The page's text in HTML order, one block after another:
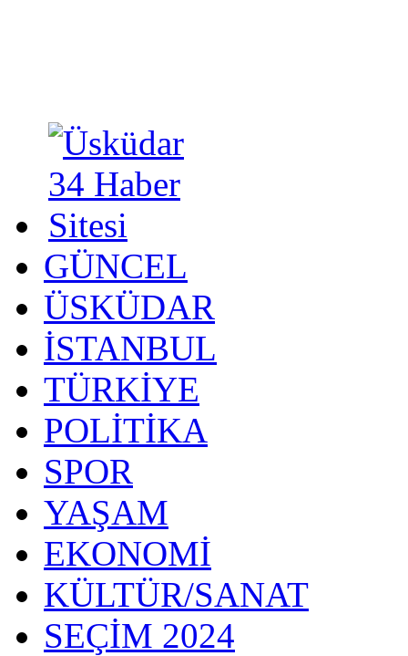
GÜNCEL
ÜSKÜDAR
İSTANBUL
TÜRKİYE
POLİTİKA
SPOR
YAŞAM
EKONOMİ
KÜLTÜR/SANAT
SEÇİM 2024